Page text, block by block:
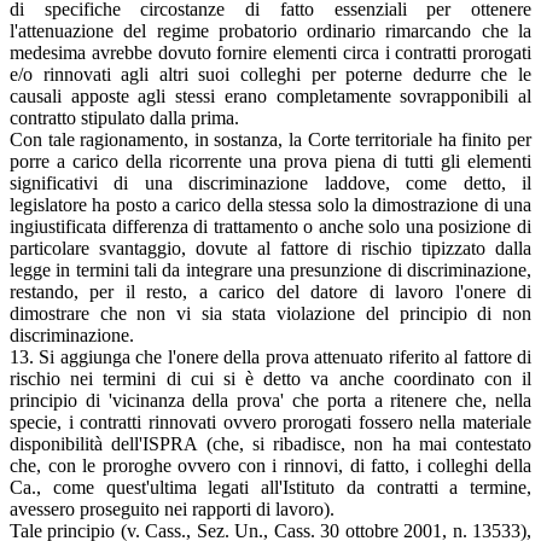
di specifiche circostanze di fatto essenziali per ottenere
l'attenuazione del regime probatorio ordinario rimarcando che la
medesima avrebbe dovuto fornire elementi circa i contratti prorogati
e/o rinnovati agli altri suoi colleghi per poterne dedurre che le
causali apposte agli stessi erano completamente sovrapponibili al
contratto stipulato dalla prima.
Con tale ragionamento, in sostanza, la Corte territoriale ha finito per
porre a carico della ricorrente una prova piena di tutti gli elementi
significativi di una discriminazione laddove, come detto, il
legislatore ha posto a carico della stessa solo la dimostrazione di una
ingiustificata differenza di trattamento o anche solo una posizione di
particolare svantaggio, dovute al fattore di rischio tipizzato dalla
legge in termini tali da integrare una presunzione di discriminazione,
restando, per il resto, a carico del datore di lavoro l'onere di
dimostrare che non vi sia stata violazione del principio di non
discriminazione.
13. Si aggiunga che l'onere della prova attenuato riferito al fattore di
rischio nei termini di cui si è detto va anche coordinato con il
principio di 'vicinanza della prova' che porta a ritenere che, nella
specie, i contratti rinnovati ovvero prorogati fossero nella materiale
disponibilità dell'ISPRA (che, si ribadisce, non ha mai contestato
che, con le proroghe ovvero con i rinnovi, di fatto, i colleghi della
Ca., come quest'ultima legati all'Istituto da contratti a termine,
avessero proseguito nei rapporti di lavoro).
Tale principio (v. Cass., Sez. Un., Cass. 30 ottobre 2001, n. 13533),